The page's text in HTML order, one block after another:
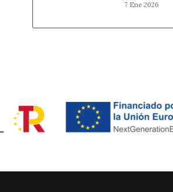
7 Ene 2026